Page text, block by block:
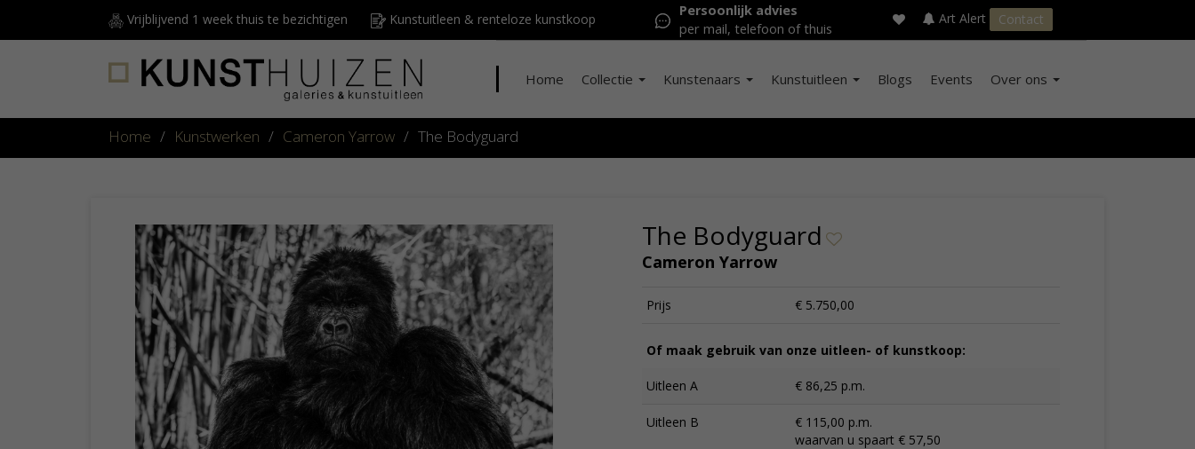
Vrijblijvend 1 week thuis te bezichtigen Kunstuitleen & renteloze kunstkoop
Persoonlijk advies
per mail, telefoon of thuis
Art Alert Contact
Home Collectie Kunstenaars Kunstuitleen Blogs Events Over ons
Home / Kunstwerken / Cameron Yarrow / The Bodyguard
The Bodyguard
Cameron Yarrow
Prijs € 5.750,00
Of maak gebruik van onze uitleen- of kunstkoop:
Uitleen A € 86,25 p.m.
Uitleen B
€ 115,00 p.m.
waarvan u spaart € 57,50